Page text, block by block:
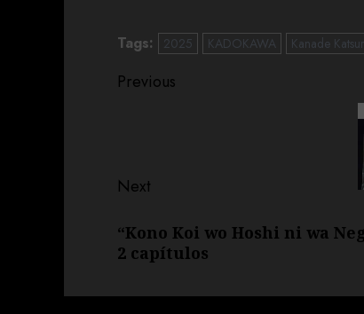
Tags: 2025 KADOKAWA Kanade
Previous
Next
“Kono Koi wo Hoshi ni wa
2 capítulos